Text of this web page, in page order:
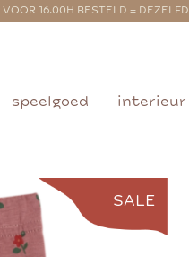
VOOR 16.00H BESTELD =
speelgoed interieur
SALE